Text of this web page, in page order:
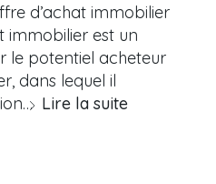
d’achat immobilier
immobilier est un
le potentiel acheteur
dans lequel il
Lire la suite